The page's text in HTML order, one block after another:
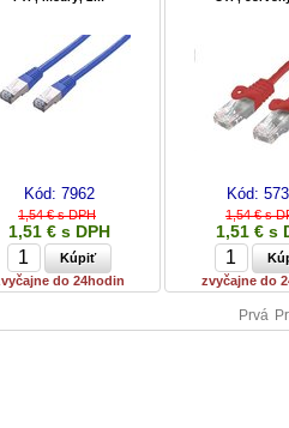
Kód: 7962
1,54 € s DPH
1,51 € s DPH
do 24hodin
Kód:
1,54 € s
1,51 € s
zvyčajne do
Prvá